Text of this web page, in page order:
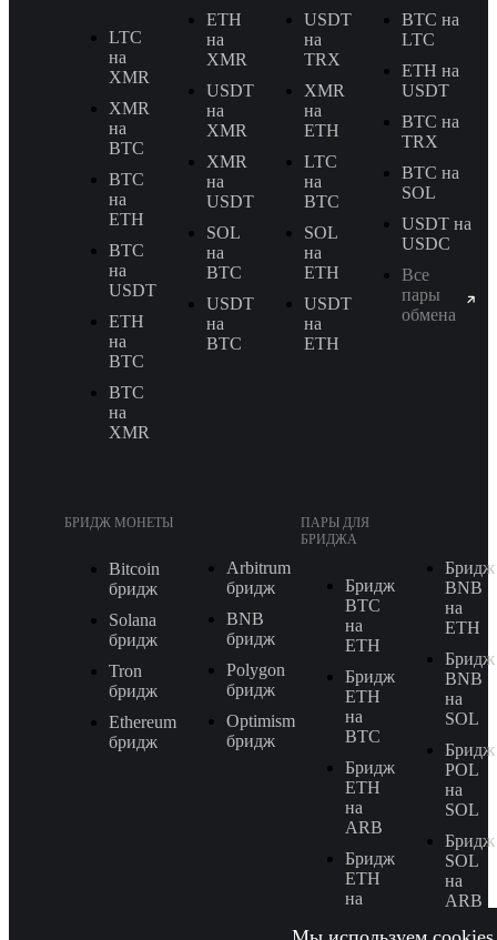
LTC
на
XMR
XMR
на
BTC
BTC
на
ETH
BTC
на
USDT
ETH
на
BTC
BTC
на
XMR
ETH
на
XMR
USDT
на
XMR
XMR
на
USDT
SOL
на
BTC
USDT
на
BTC
USDT
на
TRX
XMR
на
ETH
LTC
на
BTC
SOL
на
ETH
USDT
на
ETH
BTC на
LTC
ETH на
USDT
BTC на
TRX
BTC на
SOL
USDT на
USDC
Все
пары
обмена
БРИДЖ МОНЕТЫ
Bitcoin
бридж
Solana
бридж
Tron
бридж
Ethereum
бридж
Arbitrum
бридж
BNB
бридж
Polygon
бридж
Optimism
бридж
ПАРЫ ДЛЯ
БРИДЖА
Бридж
BTC
на
ETH
Бридж
ETH
на
BTC
Бридж
ETH
на
ARB
Бридж
ETH
на
Бридж
BNB
на
ETH
Бридж
BNB
на
SOL
Бридж
POL
на
SOL
Бридж
SOL
на
ARB
Бридж